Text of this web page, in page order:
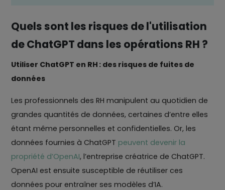
Quels sont les risques de l'utilisation
de ChatGPT dans les opérations RH ?
Utiliser ChatGPT en RH : des risques de fuites de
données
Les professionnels des RH manipulent au quotidien de
grandes quantités de données, certaines d’entre elles
étant même personnelles et confidentielles. Or, les
données fournies à ChatGPT peuvent devenir la
propriété d’OpenAI, l’entreprise créatrice de ChatGPT.
OpenAI est ensuite susceptible de réutiliser ces
données pour entraîner ses modèles d’IA.